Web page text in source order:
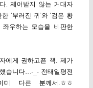
. 제어받지 않는 거대자
‘부러진 귀’와 ‘검은 황
우하는 모습을 비판한
에게 권하고픈 책. 제가
습니다…-_- 전태일평전
다른 분께서.ㅎㅎ